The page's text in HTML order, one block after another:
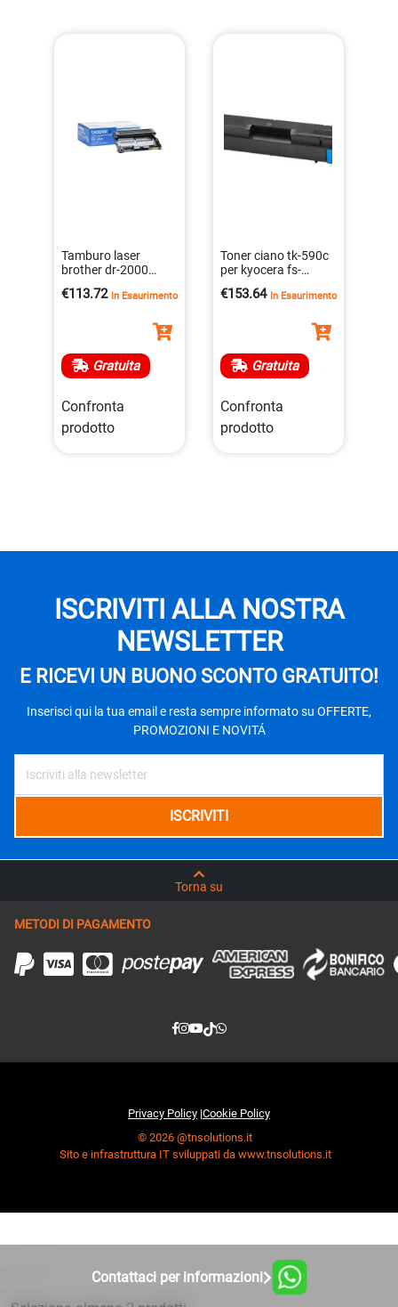
Tamburo laser
brother dr-2000
pagine
€113.72 In Esaurimento
Gratuita
Confronta
prodotto
Toner ciano tk-590c
per kyocera fs-
c2126mfp – 5000
0632983017531
€153.64 In Esaurimento
Gratuita
Confronta
prodotto
ISCRIVITI ALLA NOSTRA
NEWSLETTER
E RICEVI UN BUONO SCONTO GRATUITO!
Inserisci qui la tua email e resta sempre informato su OFFERTE,
PROMOZIONI E NOVITÁ
Torna su
METODI DI PAGAMENTO
Privacy Policy |Cookie Policy
© 2026 @tnsolutions.it
Sito e infrastruttura IT sviluppati da www.tnsolutions.it
Contattaci per informazioni